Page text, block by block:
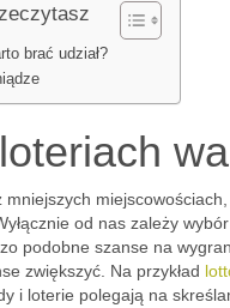
brać udział?
od nas zależy
podobne szanse na
zwiększyć. Na przykład
i loterie polegają na